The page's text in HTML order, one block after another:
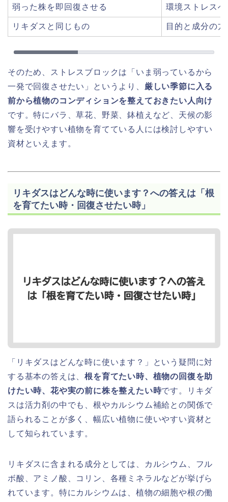
弱った株を即回復させる 環境ストレス
リキダスと同じもの 目的と成分の
そのため、ストレスブロックは「いま弱っているから
一発で回復させたい」というより、 厳しい季節に入る
前から植物のコンディションを整えておきたい人向け
です。特にバラ、草花、野菜、鉢植えなど、天候の影
響を受けやすい植物を育てている人には検討しやすい
資材といえます。
リキダスはどんな時に使います？への答えは「根
を育てたい時・回復させたい時」
「リキダスはどんな時に使います？」という疑問に対
する基本の答えは、根を育てたい時、植物の回復を助
けたい時、花や実の前に株を整えたい時です。リキダ
スは活力剤の中でも、根やカルシウム補給との関係で
語られることが多く、幅広い植物に使いやすい資材と
して知られています。
リキダスに含まれる成分としては、カルシウム、フル
ボ酸、アミノ酸、コリン、各種ミネラルなどが挙げら
れています。特にカルシウムは、植物の細胞や根の働